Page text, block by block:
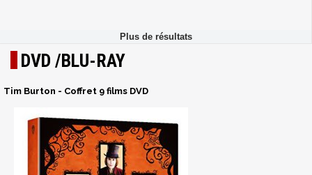
DVD /BLU-RAY
Tim Burton - Coffret 9 films DVD